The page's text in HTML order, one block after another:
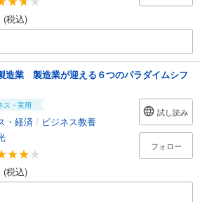
(税込)
造業 製造業が迎える６つのパラダイムシフ
ス・実用
・経済 / ビジネス教養
(税込)
試し読み
フォロー